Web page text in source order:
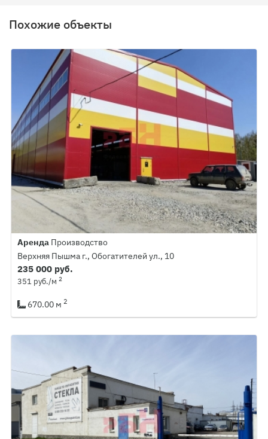
Похожие объекты
Аренда Производство
Верхняя Пышма г., Обогатителей ул., 10
235 000 руб.
351 руб./м 2
670.00 м 2